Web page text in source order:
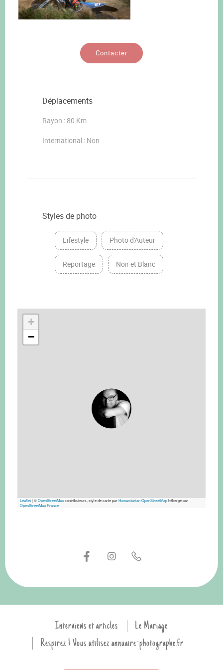
Contacter
Déplacements
Rayon : 80 Km
International : Non
Styles de photo
Lifestyle Photo d'Auteur
Reportage Noir et Blanc
+
−
Leaflet|©OpenStreetMapcontributeurs, style de carte parHumanitarian OpenStreetMaphébergé par
OpenStreetMap France
Interviews et articles
Le Mariage
Respirez ! Vous utilisez annuaire-photographe.fr